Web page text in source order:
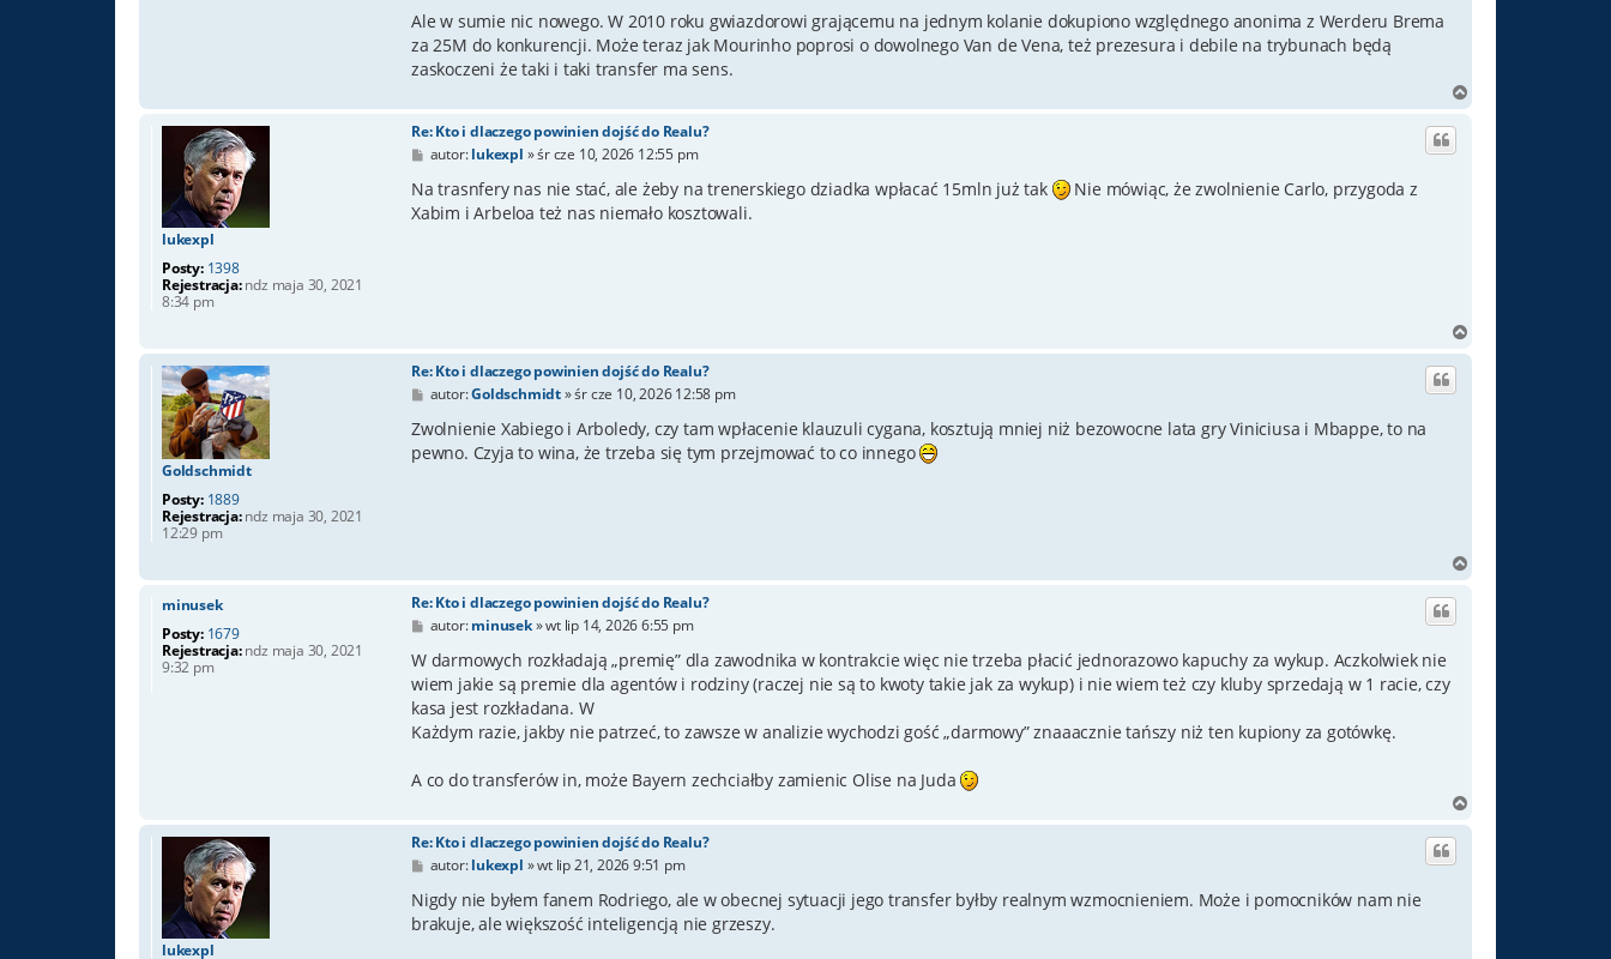
Ale w sumie nic nowego. W 2010 roku gwiazdorowi grającemu na jednym kolanie dokupiono względnego anonima z Werderu Brema
za 25M do konkurencji. Może teraz jak Mourinho poprosi o dowolnego Van de Vena, też prezesura i debile na trybunach będą
zaskoczeni że taki i taki transfer ma sens.
lukexpl
Posty: 1398
Rejestracja:ndz maja 30, 2021
8:34 pm
Re: Kto i dlaczego powinien dojść do Realu?
P
s
autor:lukexpl »śr cze 10, 2026 12:55 pm
Na trasnfery nas nie stać, ale żeby na trenerskiego dziadka wpłacać 15mln już tak
Nie mówiąc, że zwolnienie Carlo, przygoda z
Xabim i Arbeloa też nas niemało kosztowali.
Goldschmidt
Posty: 1889
Rejestracja:ndz maja 30, 2021
12:29 pm
Re: Kto i dlaczego powinien dojść do Realu?
P
s
autor:Goldschmidt»śr cze 10, 2026 12:58 pm
Zwolnienie Xabiego i Arboledy, czy tam wpłacenie klauzuli cygana, kosztują mniej niż bezowocne lata gry Viniciusa i Mbappe, to na
pewno. Czyja to wina, że trzeba się tym przejmować to co innego
minusek
Posty: 1679
Rejestracja:ndz maja 30, 2021
9:32 pm
Re: Kto i dlaczego powinien dojść do Realu?
P
s
t
autor:minusek»wt lip 14, 2026 6:55 pm
W darmowych rozkładają „premię” dla zawodnika w kontrakcie więc nie trzeba płacić jednorazowo kapuchy za wykup. Aczkolwiek nie
wiem jakie są premie dla agentów i rodziny (raczej nie są to kwoty takie jak za wykup) i nie wiem też czy kluby sprzedają w 1 racie, czy
kasa jest rozkładana. W
Każdym razie, jakby nie patrzeć, to zawsze w analizie wychodzi gość „darmowy” znaaacznie tańszy niż ten kupiony za gotówkę.
A co do transferów in, może Bayern zechciałby zamienic Olise na Juda
lukexpl
Re: Kto i dlaczego powinien dojść do Realu?
P
s
t
autor:lukexpl »wt lip 21, 2026 9:51 pm
Nigdy nie byłem fanem Rodriego, ale w obecnej sytuacji jego transfer byłby realnym wzmocnieniem. Może i pomocników nam nie
brakuje, ale większość inteligencją nie grzeszy.